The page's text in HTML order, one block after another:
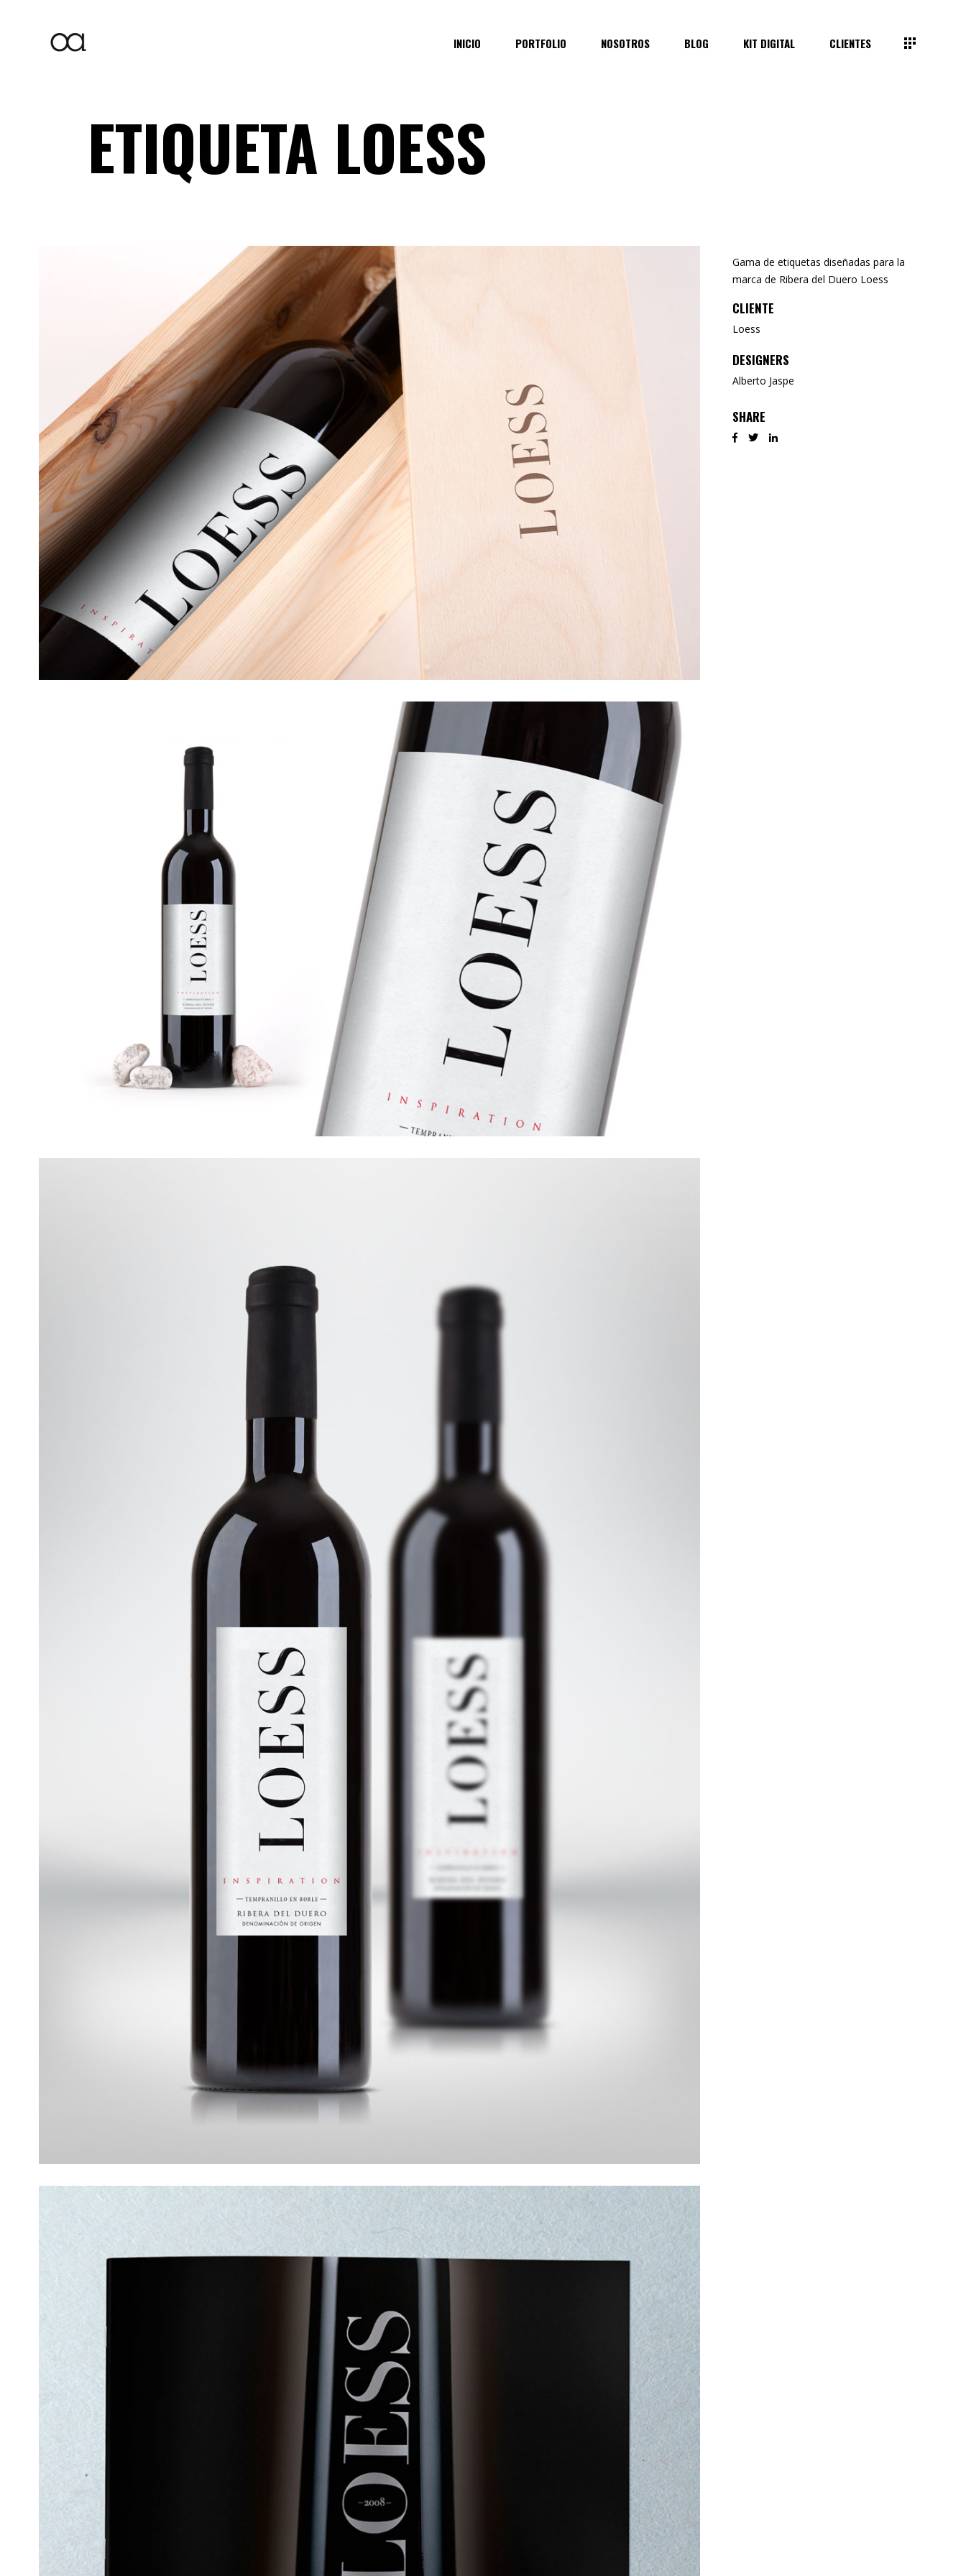
INICIO PORTFOLIO NOSOTROS BLOG KIT DIGITAL CLIENTES
ETIQUETA LOESS
Gama de etiquetas diseñadas para la
marca de Ribera del Duero Loess
CLIENTE
Loess
DESIGNERS
Alberto Jaspe
SHARE